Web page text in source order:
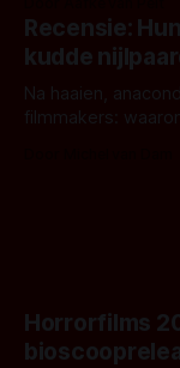
achtergrond,
iets ongrijpbaars.
waar.
Recensie:
kudde
Na haaien,
filmmakers:
Horrorfilms